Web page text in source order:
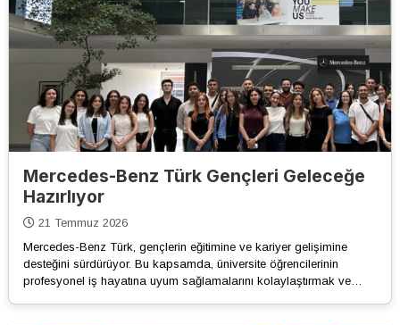
Mercedes-Benz Türk Gençleri Geleceğe
Hazırlıyor
21 Temmuz 2026
Mercedes-Benz Türk, gençlerin eğitimine ve kariyer gelişimine
desteğini sürdürüyor. Bu kapsamda, üniversite öğrencilerinin
profesyonel iş hayatına uyum sağlamalarını kolaylaştırmak ve…